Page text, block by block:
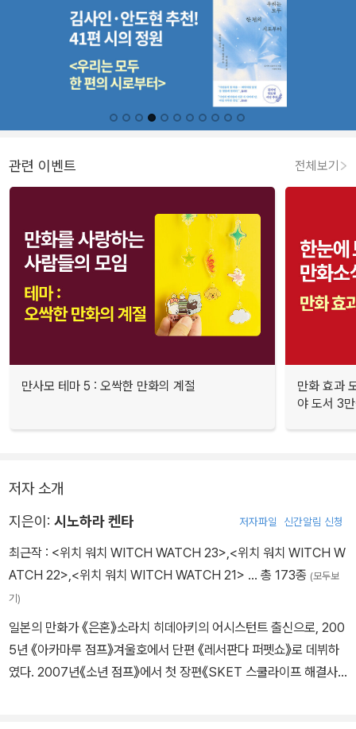
관련 이벤트 전체보기
만사모 테마 5 : 오싹한 만화의 계절
만화 효과
야 도서 3
저자 소개
지은이: 시노하라 켄타 저자파일 신간알림 신청
최근작 : <위치 워치 WITCH WATCH 23> <위치 워치 WITCH W
ATCH 22> <위치 워치 WITCH WATCH 21> … 총 173종 (모두보
기)
일본의 만화가 《은혼》소라치 히데아키의 어시스턴트 출신으로, 200
5년 《아카마루 점프》겨울호에서 단편 《레서판다 퍼펫쇼》로 데뷔하
였다. 2007년《소년 점프》에서 첫 장편《SKET 스쿨라이프 해결사》